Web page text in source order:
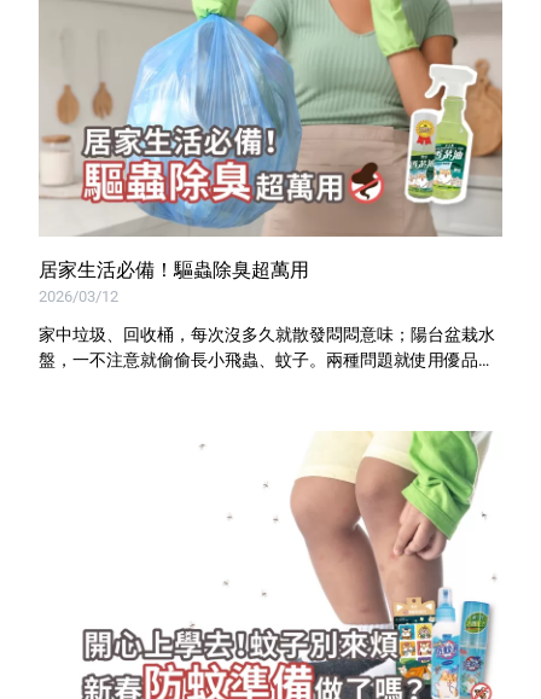
居家生活必備！驅蟲除臭超萬用
2026/03/12
家中垃圾、回收桶，每次沒多久就散發悶悶意味；陽台盆栽水
盤，一不注意就偷偷長小飛蟲、蚊子。兩種問題就使用優品天